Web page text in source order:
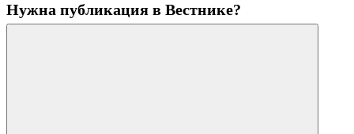
Нужна публикация в Вестнике?